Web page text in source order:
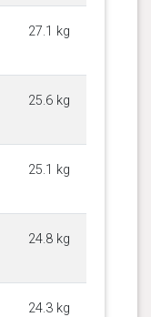
27.1 kg
25.6 kg
25.1 kg
24.8 kg
24.3 kg